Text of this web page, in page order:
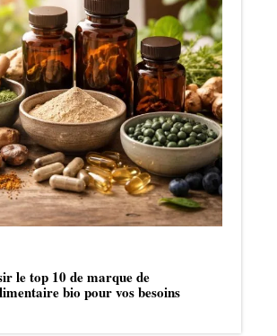
le top 10 de marque de
bio pour vos besoins